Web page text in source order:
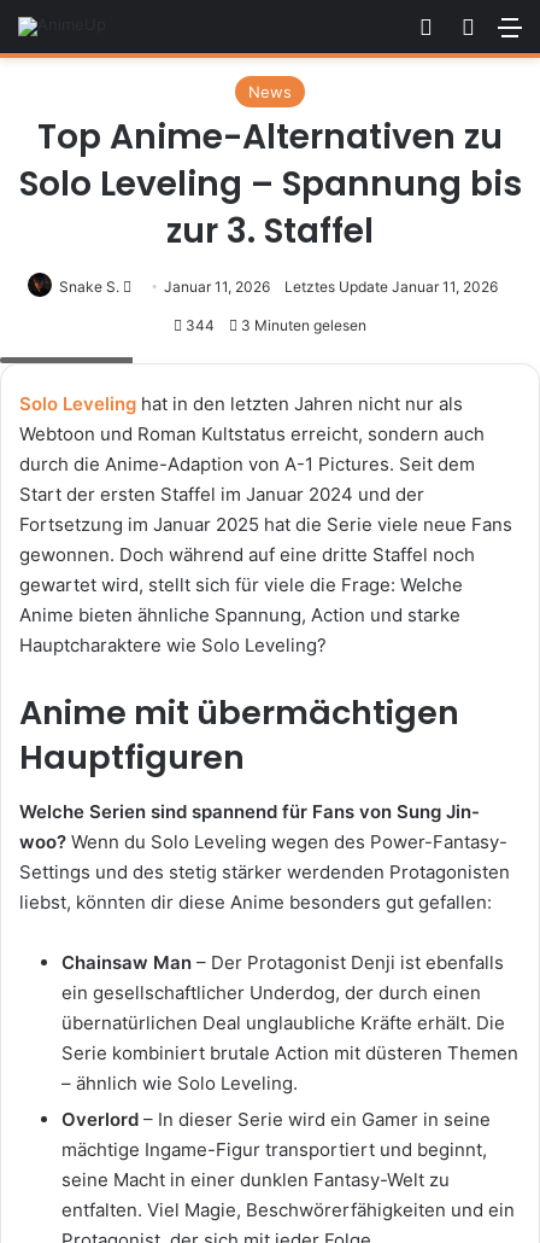
Skin
News
Top Anime-Alternativen zu
Solo Leveling – Spannung bis
zur 3. Staffel
Snake S.
Sende
Mail
Januar 11, 2026 Letztes Update Januar 11, 2026
344 3 Minuten gelesen
Solo Leveling hat in den letzten Jahren nicht nur als
Webtoon und Roman Kultstatus erreicht, sondern auch
durch die Anime-Adaption von A-1 Pictures. Seit dem
Start der ersten Staffel im Januar 2024 und der
Fortsetzung im Januar 2025 hat die Serie viele neue Fans
gewonnen. Doch während auf eine dritte Staffel noch
gewartet wird, stellt sich für viele die Frage: Welche
Anime bieten ähnliche Spannung, Action und starke
Hauptcharaktere wie Solo Leveling?
Anime mit übermächtigen
Hauptfiguren
Welche Serien sind spannend für Fans von Sung Jin-
woo? Wenn du Solo Leveling wegen des Power-Fantasy-
Settings und des stetig stärker werdenden Protagonisten
liebst, könnten dir diese Anime besonders gut gefallen:
Chainsaw Man – Der Protagonist Denji ist ebenfalls
ein gesellschaftlicher Underdog, der durch einen
übernatürlichen Deal unglaubliche Kräfte erhält. Die
Serie kombiniert brutale Action mit düsteren Themen
– ähnlich wie Solo Leveling.
Overlord – In dieser Serie wird ein Gamer in seine
mächtige Ingame-Figur transportiert und beginnt,
seine Macht in einer dunklen Fantasy-Welt zu
entfalten. Viel Magie, Beschwörerfähigkeiten und ein